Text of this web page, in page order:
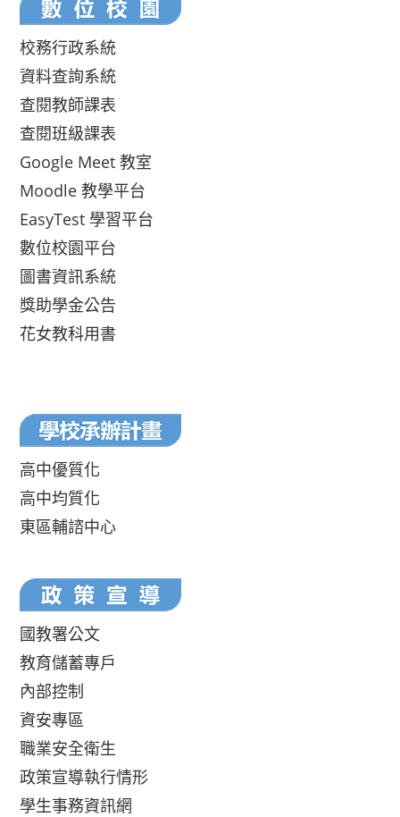
校務行政系統
資料查詢系統
查閱教師課表
查閱班級課表
Google Meet 教室
Moodle 教學平台
EasyTest 學習平台
數位校園平台
圖書資訊系統
獎助學金公告
花女教科用書
高中優質化
高中均質化
東區輔諮中心
國教署公文
教育儲蓄專戶
內部控制
資安專區
職業安全衛生
政策宣導執行情形
學生事務資訊網